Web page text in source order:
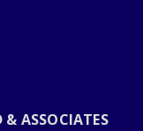
ASSOCIATES